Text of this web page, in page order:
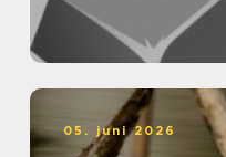
05. juni 2026